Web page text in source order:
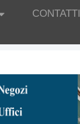
CONTATTI